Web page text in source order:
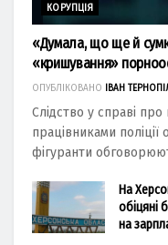
КОРУПЦІЯ
«Думала, що ще й
«кришування»
ОПУБЛІКОВАНО ІВАН
Слідство у справі
працівниками
фігуранти
На
обіцяні
на